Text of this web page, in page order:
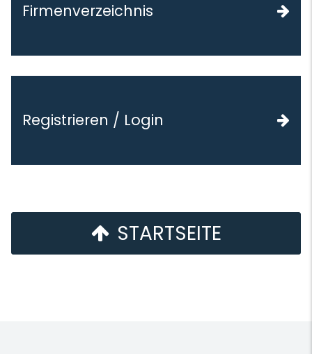
Firmenverzeichnis
Registrieren / Login
STARTSEITE